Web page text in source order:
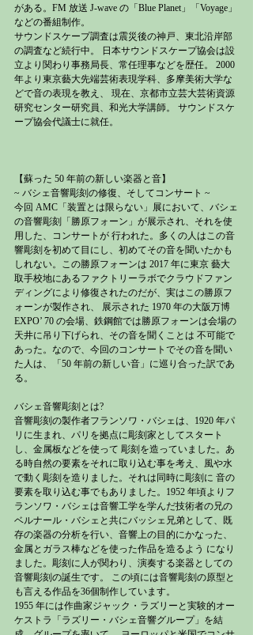
がある。FM 放送 J-wave の「Blue Planet」「Voyage」
などの番組制作。
サウンドスケープ調査は震災後の神戸、東北沿岸部
の調査など続行中。 日本サウンドスケープ協会は設
立より関わり事務局長、常任理事などを歴任。 2000
年より東京藝大先端芸術表現学科、多摩美術大学な
どで音の表現を教え、 現在、京都市立芸大芸術資源
研究センター研究員、和光大学講師。 サウンドスケ
ープ協会代議士に就任。
【蘇った 50 年前の新しい楽器と音】
~ バシェ音響彫刻の修復、そしてコンサート ~
今回 AMC「装置とは限らない」展において、バシェ
の音響彫刻「勝原フォーン」が展示され、それを使
用した、コンサートが 行われた。多くの人はこの音
響彫刻を初めて目にし、初めてその音を聞いたかも
しれない。この勝原フォーンは 2017 年に東京 藝大
取手校地にあるファクトリーラボでクラウドファン
ディングにより修復されたのだが、実はこの勝原フ
ォーンが製作され、 展示された 1970 年の大阪万博
EXPO’ 70 の会場、鉄鋼館では勝原フォーンは会場の
天井に吊り下げられ、その音を聞くことは 不可能で
あった。なので、今回のコンサートでその音を聞い
た人は、「50 年前の新しい音」に巡り合った訳であ
る。
バシェ音響彫刻とは?
音響彫刻の製作者フランソワ・バシェは、1920 年パ
リに生まれ、パリを拠点に彫刻家としてスタート
し、金属板などを使って 彫刻を造っていました。あ
る時自然の要素をそれに取り込む事を考え、風や水
で動く彫刻を造りました。それは同時に彫刻に 音の
要素を取り込む事でもありました。1952 年頃よりフ
ランソワ・バシェは音響工学を学んだ技術者の兄の
ベルナール・バシェと共にバッシェ兄弟として、既
存の楽器の分析を行い、音響上の目的にかなった、
金属とガラス棒などを使った作品を造るよう になり
ました。彫刻に人が関わり、演奏する楽器としての
音響彫刻の誕生です。 この頃には音響彫刻の原型と
も言える作品を36個制作しています。
1955 年には作曲家ジャック・ラズリーと実験的オー
ケストラ「ラズリー・バシェ音響グループ」を結